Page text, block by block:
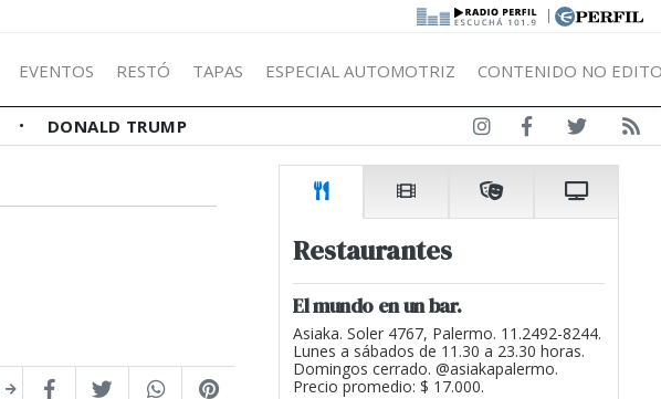
|
EVENTOS RESTÓ TAPAS ESPECIAL AUTOMOTRIZ CONTENIDO NO
DONALD TRUMP
Restaurantes
El mundo en un bar.
Asiaka. Soler 4767, Palermo. 11.2492-8244.
Lunes a sábados de 11.30 a 23.30 horas.
Domingos cerrado. @asiakapalermo.
Precio promedio: $ 17.000.